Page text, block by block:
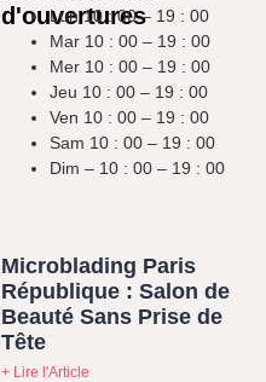
d'ouvertures
Lun 10 : 00 – 19 : 00
Mar 10 : 00 – 19 : 00
Mer 10 : 00 – 19 : 00
Jeu 10 : 00 – 19 : 00
Ven 10 : 00 – 19 : 00
Sam 10 : 00 – 19 : 00
Dim – 10 : 00 – 19 : 00
Microblading Paris
République : Salon de
Beauté Sans Prise de
Tête
+ Lire l'Article